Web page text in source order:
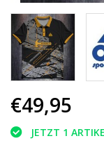
€49,95
JETZT 1